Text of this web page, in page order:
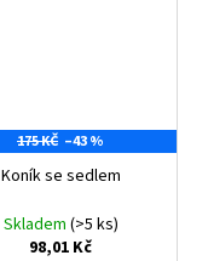
175 KČ –43 %
Koník se sedlem
Skladem (>5 ks)
98,01 Kč